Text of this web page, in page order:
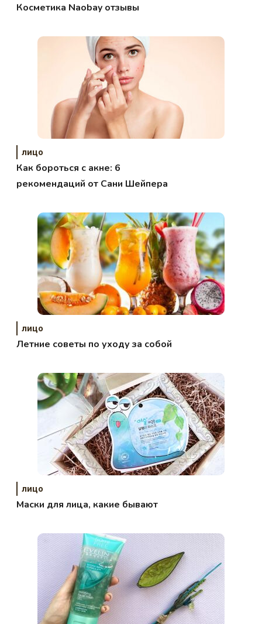
Косметика Naobay отзывы
лицо
Как бороться с акне: 6
рекомендаций от Сани Шейпера
лицо
Летние советы по уходу за собой
лицо
Маски для лица, какие бывают